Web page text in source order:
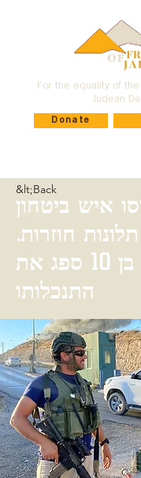
For the equality of
Judean
Donate
&lt;Back
איש ביטחון
חוזרות.
הפעם בן 10 ספג את
התנכלותו